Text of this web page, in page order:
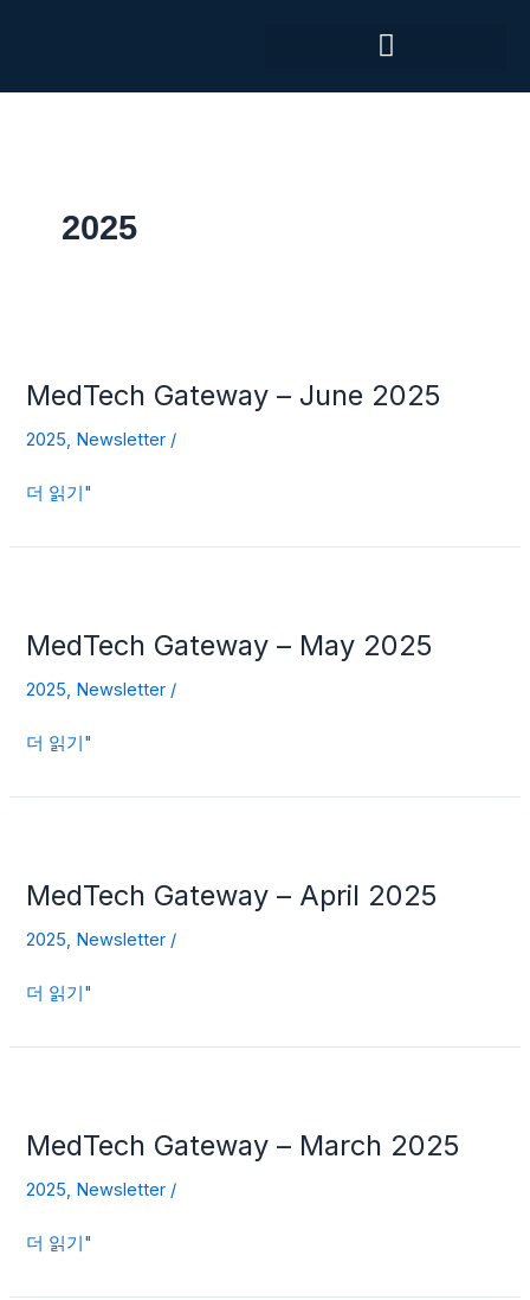
로
2025
MedTech Gateway – June 2025
2025, Newsletter /
–
2025
더 읽기"
MedTech Gateway – May 2025
2025, Newsletter /
–
2025
더 읽기"
MedTech Gateway – April 2025
2025, Newsletter /
–
2025
더 읽기"
MedTech Gateway – March 2025
2025, Newsletter /
–
2025
더 읽기"